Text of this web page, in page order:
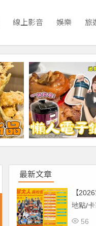
線上影音 娛樂 旅
最新文章
【
地點/
交通，
56